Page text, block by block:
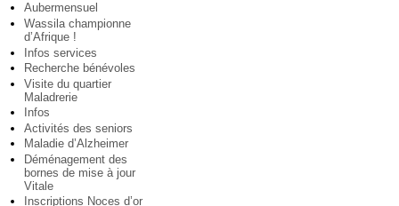
Aubermensuel
Wassila championne
d’Afrique !
Infos services
Recherche bénévoles
Visite du quartier
Maladrerie
Infos
Activités des seniors
Maladie d’Alzheimer
Déménagement des
bornes de mise à jour
Vitale
Inscriptions Noces d’or